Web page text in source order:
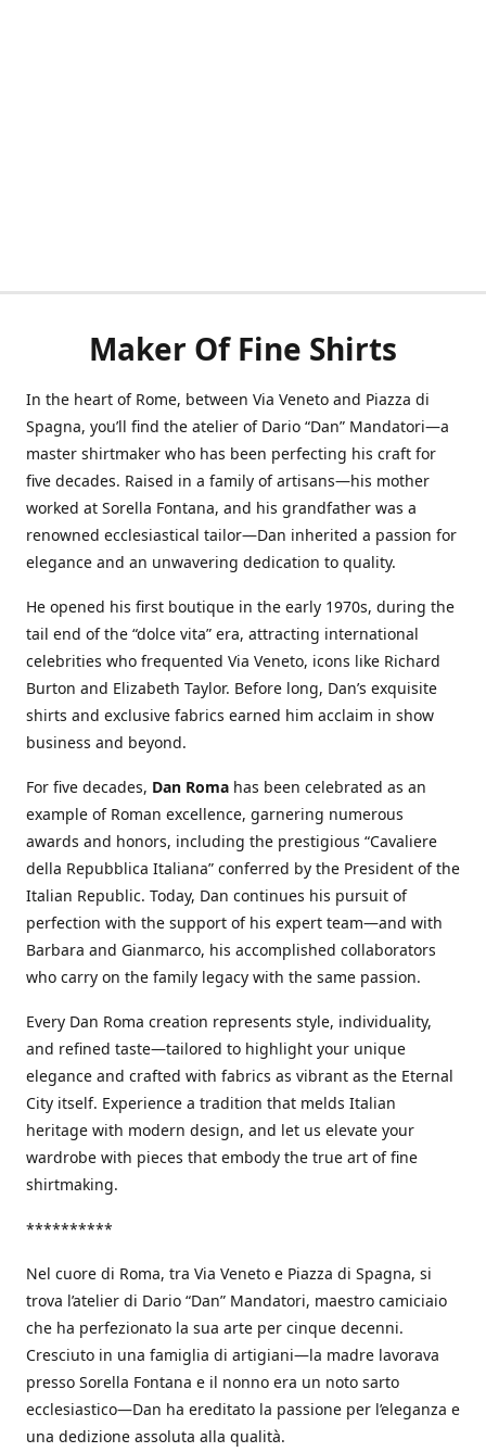
Maker Of Fine Shirts
In the heart of Rome, between Via Veneto and Piazza di
Spagna, you’ll find the atelier of Dario “Dan” Mandatori—a
master shirtmaker who has been perfecting his craft for
five decades. Raised in a family of artisans—his mother
worked at Sorella Fontana, and his grandfather was a
renowned ecclesiastical tailor—Dan inherited a passion for
elegance and an unwavering dedication to quality.
He opened his first boutique in the early 1970s, during the
tail end of the “dolce vita” era, attracting international
celebrities who frequented Via Veneto, icons like Richard
Burton and Elizabeth Taylor. Before long, Dan’s exquisite
shirts and exclusive fabrics earned him acclaim in show
business and beyond.
For five decades, Dan Roma has been celebrated as an
example of Roman excellence, garnering numerous
awards and honors, including the prestigious “Cavaliere
della Repubblica Italiana” conferred by the President of the
Italian Republic. Today, Dan continues his pursuit of
perfection with the support of his expert team—and with
Barbara and Gianmarco, his accomplished collaborators
who carry on the family legacy with the same passion.
Every Dan Roma creation represents style, individuality,
and refined taste—tailored to highlight your unique
elegance and crafted with fabrics as vibrant as the Eternal
City itself. Experience a tradition that melds Italian
heritage with modern design, and let us elevate your
wardrobe with pieces that embody the true art of fine
shirtmaking.
**********
Nel cuore di Roma, tra Via Veneto e Piazza di Spagna, si
trova l’atelier di Dario “Dan” Mandatori, maestro camiciaio
che ha perfezionato la sua arte per cinque decenni.
Cresciuto in una famiglia di artigiani—la madre lavorava
presso Sorella Fontana e il nonno era un noto sarto
ecclesiastico—Dan ha ereditato la passione per l’eleganza e
una dedizione assoluta alla qualità.